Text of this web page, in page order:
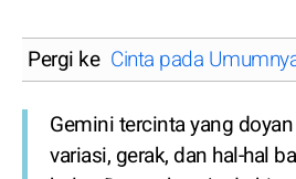
Pergi ke Cinta pada
Gemini tercinta yang doyan
variasi, gerak, dan hal-hal